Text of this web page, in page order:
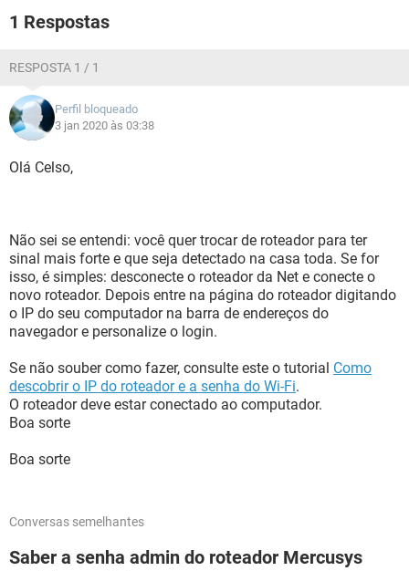
1 Respostas
RESPOSTA 1 / 1
Perfil bloqueado
3 jan 2020 às 03:38
Olá Celso,
Não sei se entendi: você quer trocar de roteador para ter
sinal mais forte e que seja detectado na casa toda. Se for
isso, é simples: desconecte o roteador da Net e conecte o
novo roteador. Depois entre na página do roteador digitando
o IP do seu computador na barra de endereços do
navegador e personalize o login.
Se não souber como fazer, consulte este o tutorial Como
descobrir o IP do roteador e a senha do Wi-Fi.
O roteador deve estar conectado ao computador.
Boa sorte
Boa sorte
Conversas semelhantes
Saber a senha admin do roteador Mercusys